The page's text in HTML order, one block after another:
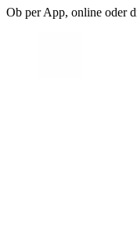
Ob per App, online oder